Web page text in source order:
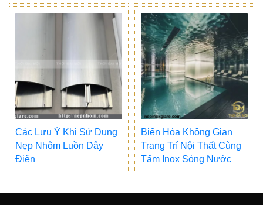
Các Lưu Ý Khi Sử Dụng
Nẹp Nhôm Luồn Dây
Điện
Biến Hóa Không Gian
Trang Trí Nội Thất Cùng
Tấm Inox Sóng Nước